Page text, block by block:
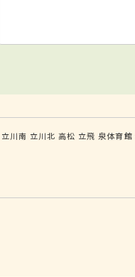
立川南 立川北 高松 立飛 泉体育館